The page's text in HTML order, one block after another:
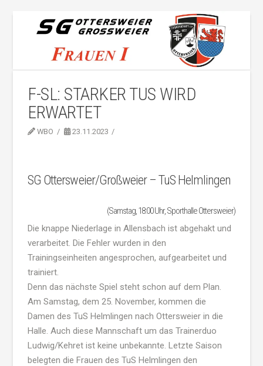
t
i
n
F-SL: STARKER TUS WIRD
ERWARTET
WBO 23.11.2023
SG Ottersweier/Großweier – TuS Helmlingen
(Samstag, 18:00 Uhr, Sporthalle Ottersweier)
Die knappe Niederlage in Allensbach ist abgehakt und
verarbeitet. Die Fehler wurden in den
Trainingseinheiten angesprochen, aufgearbeitet und
trainiert.
Denn das nächste Spiel steht schon auf dem Plan.
Am Samstag, dem 25. November, kommen die
Damen des TuS Helmlingen nach Ottersweier in die
Halle. Auch diese Mannschaft um das Trainerduo
Ludwig/Kehret ist keine unbekannte. Letzte Saison
belegten die Frauen des TuS Helmlingen den